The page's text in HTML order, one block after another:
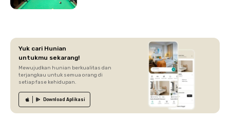
Yuk cari Hunian
untukmu sekarang!
Mewujudkan hunian berkualitas dan
terjangkau untuk semua orang di
setiap fase kehidupan.
Download Aplikasi